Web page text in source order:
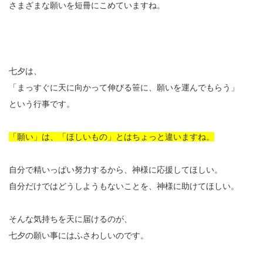
さまざまな願いを短冊にこめていますね。
七夕は、
「まっすぐに天に向かって伸びる笹に、願いを運んでもらう」
という行事です。
「願い」は、「ほしいもの」とはちょっと違いますね。
自分で精いっぱい努力するから、神様に応援してほしい。
自分だけではどうしようもないことを、神様に助けてほしい。
そんな気持ちを天に届けるのが、
七夕の願い事にはふさわしいのです。